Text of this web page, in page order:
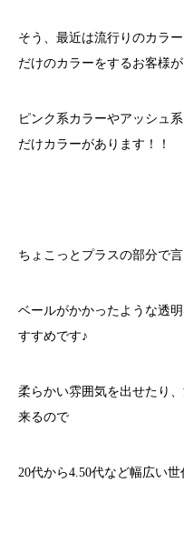
そう、最近は流行りのカラ
だけのカラーをするお客様が
ピンク系カラーやアッシュ
だけカラーがあります！！
ちょこっとプラスの部分で言
ベールがかかったような透
すすめです♪
柔らかい雰囲気を出せたり
来るので
20代から4.50代など幅広い